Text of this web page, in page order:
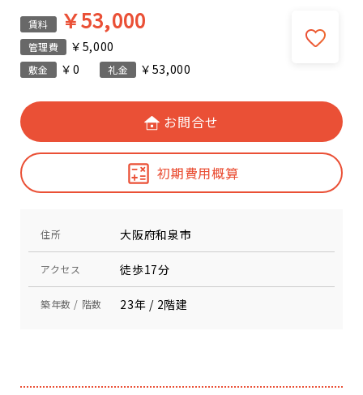
賃料 ￥53,000
管理費 ￥5,000
敷金 ￥0 礼金 ￥53,000
お問合せ
初期費用概算
住所 大阪府和泉市
アクセス 徒歩17分
築年数 / 階数 23年 / 2階建